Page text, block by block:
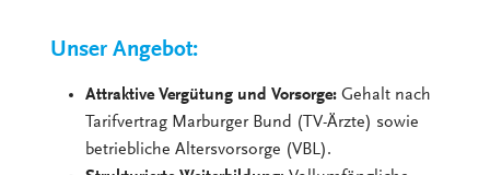
Unser Angebot:
Attraktive Vergütung und Vorsorge:Gehalt nach
Tarifvertrag Marburger Bund (TV-Ärzte) sowie
betriebliche Altersvorsorge (VBL).